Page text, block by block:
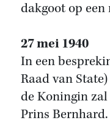
dakgoot op
27 mei 1940
In een
Raad van
de Koningin zal
Prins